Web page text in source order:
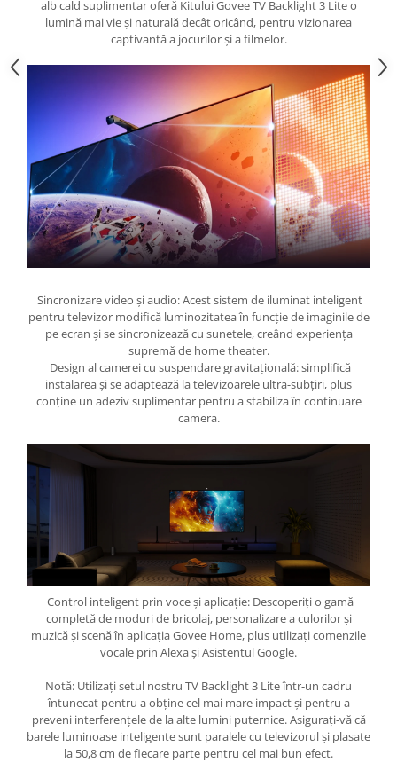
alb cald suplimentar oferă Kitului Govee TV Backlight 3 Lite o
lumină mai vie și naturală decât oricând, pentru vizionarea
captivantă a jocurilor și a filmelor.
Sincronizare video și audio: Acest sistem de iluminat inteligent
pentru televizor modifică luminozitatea în funcție de imaginile de
pe ecran și se sincronizează cu sunetele, creând experiența
supremă de home theater.
Design al camerei cu suspendare gravitațională: simplifică
instalarea și se adaptează la televizoarele ultra-subțiri, plus
conține un adeziv suplimentar pentru a stabiliza în continuare
camera.
Control inteligent prin voce și aplicație: Descoperiți o gamă
completă de moduri de bricolaj, personalizare a culorilor și
muzică și scenă în aplicația Govee Home, plus utilizați comenzile
vocale prin Alexa și Asistentul Google.
Notă: Utilizați setul nostru TV Backlight 3 Lite într-un cadru
întunecat pentru a obține cel mai mare impact și pentru a
preveni interferențele de la alte lumini puternice. Asigurați-vă că
barele luminoase inteligente sunt paralele cu televizorul și plasate
la 50,8 cm de fiecare parte pentru cel mai bun efect.